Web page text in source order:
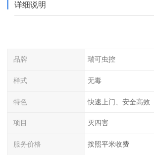
详细说明
品牌 瑞可虫控
样式 无毒
特色 快速上门、安全高效
项目 灭四害
服务价格 按照平米收费